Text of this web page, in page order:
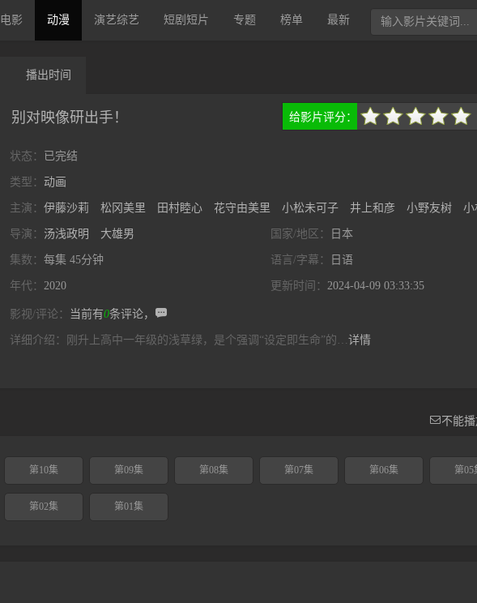
电影 动漫 演艺综艺 短剧短片 专题 榜单 最新
播出 时间
给影片评分：
很差较差 还行 推荐力荐
别对映像研出手！
状态： 已完结
类型：动画
主演：伊藤沙莉 松冈美里 田村睦心 花守由美里 小松未可子 井上和彦 小野友树
导演： 汤浅政明 大雄男 国家/地区： 日本
集数：每集 45分钟 语言/字幕： 日语
年代：2020 更新时间： 2024-04-09 03:33:35
影视/评论： 当前有0条评论， 
详细介绍： 刚升上高中一年级的浅草绿，是个强调“设定即生命”的…详情
不能
第10集 第09集 第08集 第07集 第06集 第05
第02集 第01集